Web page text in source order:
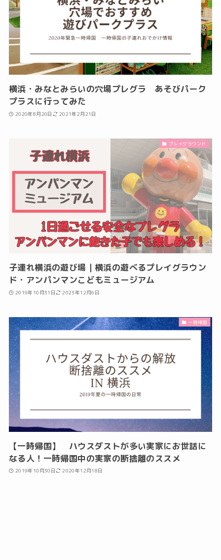
横浜・みなとみらいの穴場プレグラ あそびパーク
プラスに行ってみた
2020年8月20日 2021年2月21日
プレイグラウンド
子連れ横浜の遊び場｜横浜の遊べるプレイグラウン
ド・アンパンマンこどもミュージアム
2019年10月31日 2023年12月6日
一時帰国
【一時帰国】 ハウスダストが多い実家にお世話に
なる人！一時帰国中の実家の断捨離のススメ
2019年10月30日 2020年12月18日